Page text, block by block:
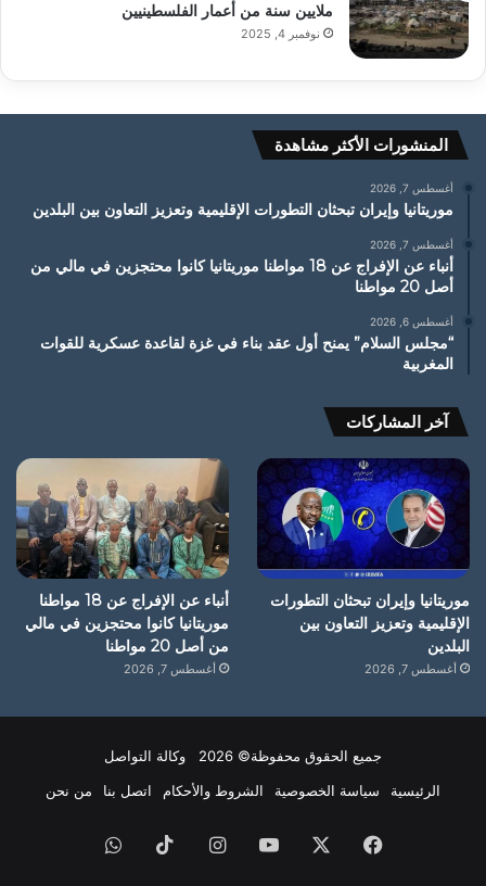
ملايين سنة من أعمار الفلسطينيين
نوفمبر 4, 2025
المنشورات الأكثر مشاهدة
أغسطس 7, 2026
موريتانيا وإيران تبحثان التطورات الإقليمية وتعزيز التعاون بين البلدين
أغسطس 7, 2026
أنباء عن الإفراج عن 18 مواطنا موريتانيا كانوا محتجزين في مالي من
أصل 20 مواطنا
أغسطس 6, 2026
“مجلس السلام” يمنح أول عقد بناء في غزة لقاعدة عسكرية للقوات
المغربية
آخر المشاركات
موريتانيا وإيران تبحثان التطورات
الإقليمية وتعزيز التعاون بين
البلدين
أغسطس 7, 2026
أنباء عن الإفراج عن 18 مواطنا
موريتانيا كانوا محتجزين في مالي
من أصل 20 مواطنا
أغسطس 7, 2026
جميع الحقوق محفوظة© 2026 وكالة التواصل
الرئيسية
سياسة الخصوصية الشروط والأحكام اتصل بنا من نحن
فيسبوك يوتيوبانستقرام ‫TikTokواتساب